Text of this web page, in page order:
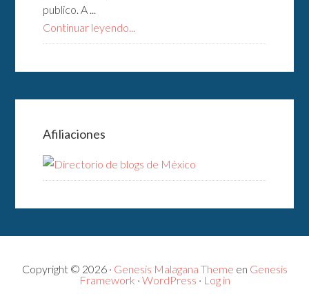
publico. A ...
Continuar leyendo...
Afiliaciones
Copyright © 2026 · Genesis Malagana Theme en Genesis
Framework · WordPress · Log in